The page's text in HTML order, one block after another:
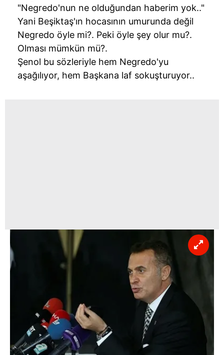
"Negredo'nun ne olduğundan haberim yok.."
Yani Beşiktaş'ın hocasının umurunda değil
Negredo öyle mi?. Peki öyle şey olur mu?.
Olması mümkün mü?.
Şenol bu sözleriyle hem Negredo'yu
aşağılıyor, hem Başkana laf sokuşturuyor..